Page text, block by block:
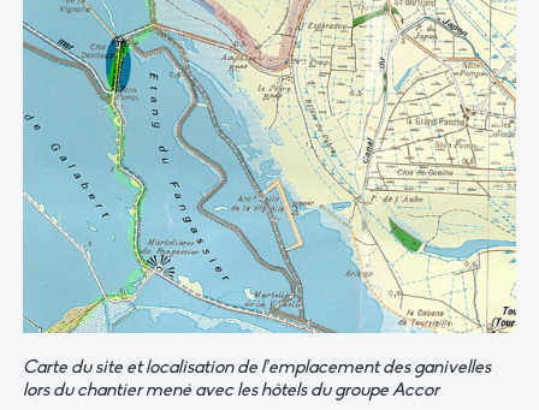
Carte du site et localisation de l’emplacement des ganivelles
lors du chantier mené avec les hôtels du groupe Accor